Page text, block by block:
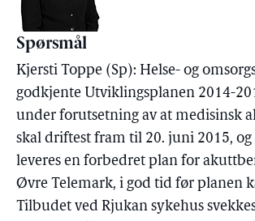
Spørsmål
Kjersti Toppe (Sp): Helse- og
godkjente Utviklingsplanen 2014-
under forutsetning av at medisinsk
skal driftest fram til 20. juni 2015, og
leveres en forbedret plan for
Øvre Telemark, i god tid før planen
Tilbudet ved Rjukan sykehus